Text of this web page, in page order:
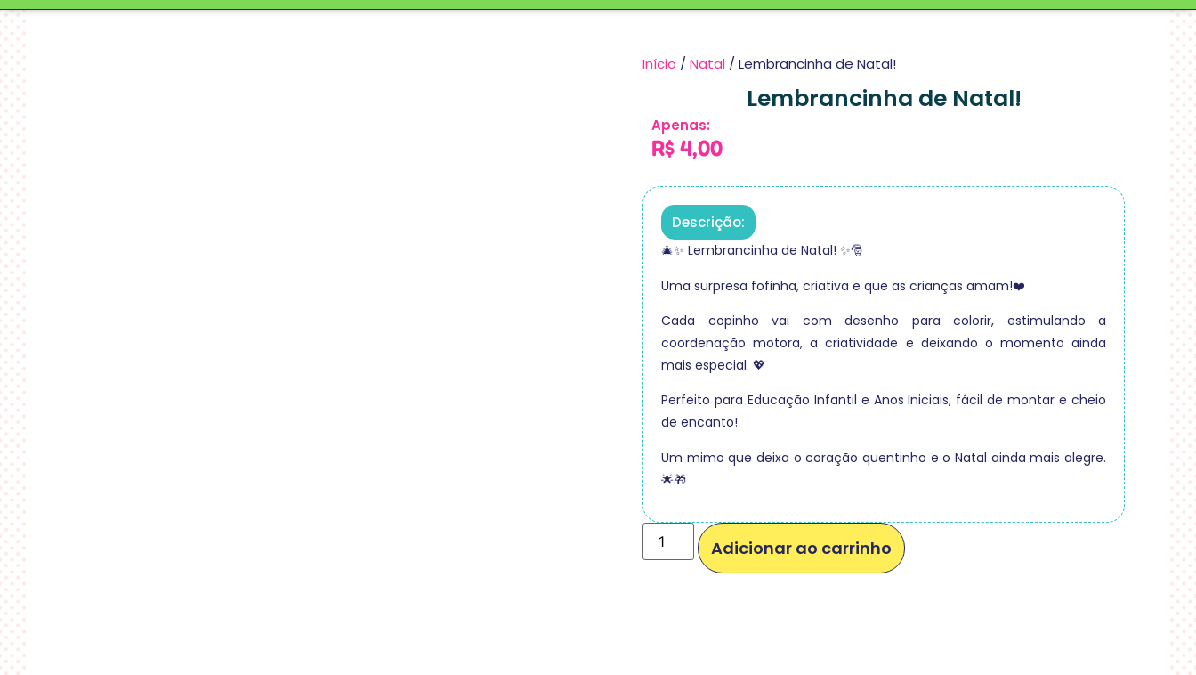
Início /Natal / Lembrancinha de Natal!
Lembrancinha de Natal!
Apenas:
R$ 4,00
Descrição:
🎄✨ Lembrancinha de Natal! ✨🎅
Uma surpresa fofinha, criativa e que as crianças amam!❤️
Cada copinho vai com desenho para colorir, estimulando a
coordenação motora, a criatividade e deixando o momento ainda
mais especial. 💖
Perfeito para Educação Infantil e Anos Iniciais, fácil de montar e cheio
de encanto!
Um mimo que deixa o coração quentinho e o Natal ainda mais alegre.
🌟🎁
Adicionar ao carrinho